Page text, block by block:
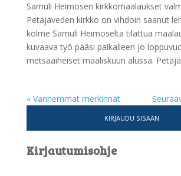
Samuli Heimosen kirkkomaalaukset
Petäjäveden kirkko on vihdoin saanut
kolme Samuli Heimoselta tilattua
kuvaava työ pääsi paikalleen jo
metsäaiheiset maaliskuun alussa.
« Vanhemmat merkinnät
KIRJAUDU SISÄÄN
Kirjautumisohje